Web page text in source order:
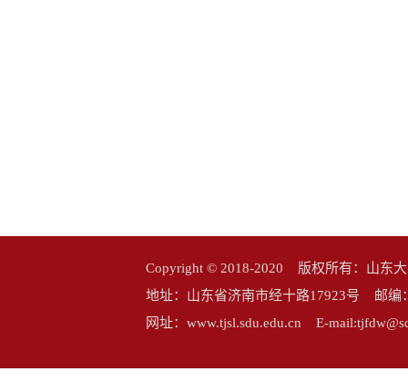
Copyright © 2018-2020 版权所有：山东
地址：山东省济南市经十路17923号 邮
网址：www.tjsl.sdu.edu.cn E-